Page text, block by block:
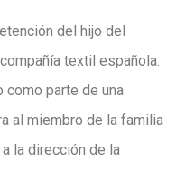
del hijo del
textil española.
parte de una
al miembro de la familia
la dirección de la